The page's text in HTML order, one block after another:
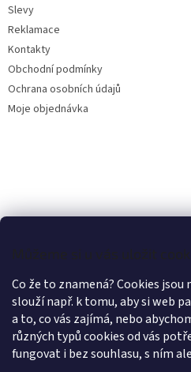
Můžeme si u vás uložit
Co že to znamená? Cookies
slouží např. k tomu, aby si web
a to, co vás zajímá, nebo
různých typů cookies od vás
fungovat i bez souhlasu, s ním
Slevy
Reklamace
Kontakty
Obchodní podmínky
Ochrana osobních údajů
Moje objednávka